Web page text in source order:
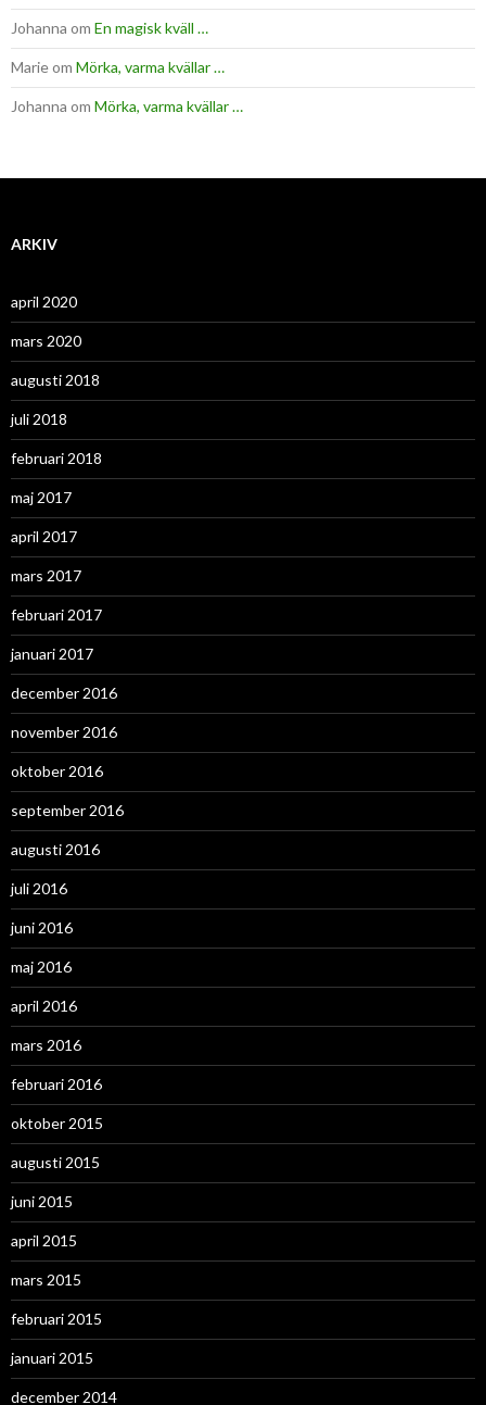
Johanna om En magisk kväll …
Marieom Mörka, varma kvällar …
Johanna om Mörka, varma kvällar …
ARKIV
april 2020
mars 2020
augusti 2018
juli 2018
februari 2018
maj 2017
april 2017
mars 2017
februari 2017
januari 2017
december 2016
november 2016
oktober 2016
september 2016
augusti 2016
juli 2016
juni 2016
maj 2016
april 2016
mars 2016
februari 2016
oktober 2015
augusti 2015
juni 2015
april 2015
mars 2015
februari 2015
januari 2015
december 2014